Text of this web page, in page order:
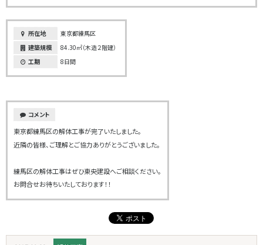
所在地
東京都練馬区
建築規模
84.30㎡（木造２階建）
工期
8日間
コメント
東京都練馬区の解体工事が完了いたしました。
近隣の皆様、ご理解とご協力ありがとうございました。
練馬区の解体工事はぜひ東央建設へご相談ください。
お問合せお待ちいたしております！！